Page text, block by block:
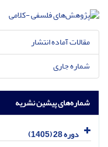
مقالات آماده انتشار
شماره جاری
شماره‌های پیشین نشریه
دوره 28 (1405)